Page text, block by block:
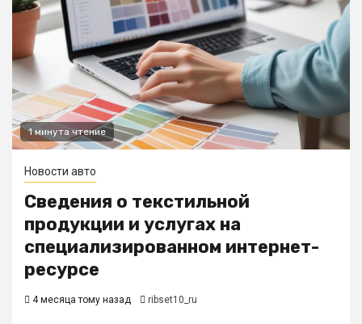
1 минута чтение
Новости авто
Сведения о текстильной
продукции и услугах на
специализированном интернет-
ресурсе
4 месяца тому назад ribset10_ru